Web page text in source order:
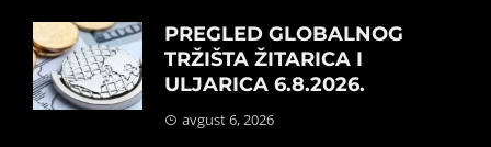
PREGLED GLOBALNOG
TRŽIŠTA ŽITARICA I
ULJARICA 6.8.2026.
avgust 6, 2026